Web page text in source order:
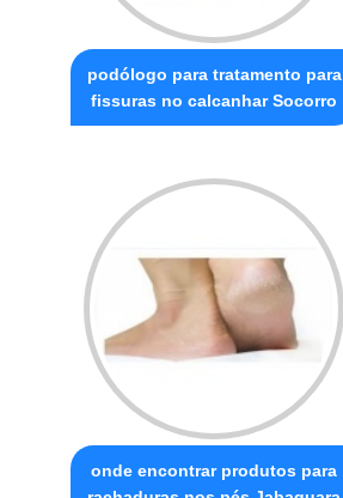
podólogo para tratamento para
fissuras no calcanhar Socorro
onde encontrar produtos para